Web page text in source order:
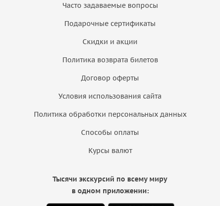
Часто задаваемые вопросы
Подарочные сертификаты
Скидки и акции
Политика возврата билетов
Договор оферты
Условия использования сайта
Политика обработки персональных данных
Способы оплаты
Курсы валют
Тысячи экскурсий по всему миру
в одном приложении: